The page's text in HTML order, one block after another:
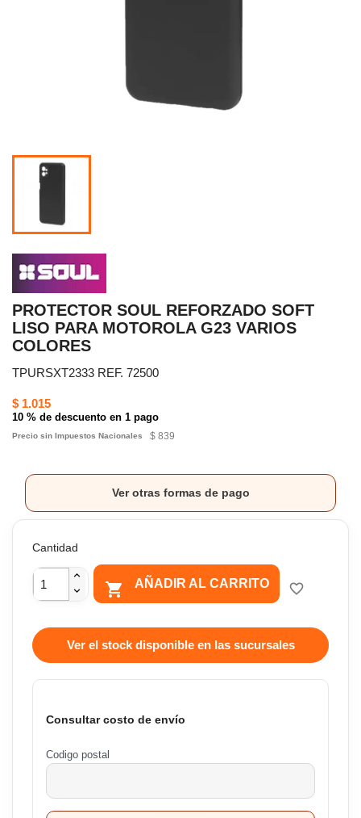
PROTECTOR SOUL REFORZADO SOFT
LISO PARA MOTOROLA G23 VARIOS
COLORES
TPURSXT2333 REF. 72500
$ 1.015
10 % de descuento en 1 pago
Precio sin Impuestos Nacionales $ 839
Ver otras formas de pago
Cantidad
 AÑADIR AL CARRITO favorite_border
Ver el stock disponible en las sucursales
Consultar costo de envío
Codigo postal